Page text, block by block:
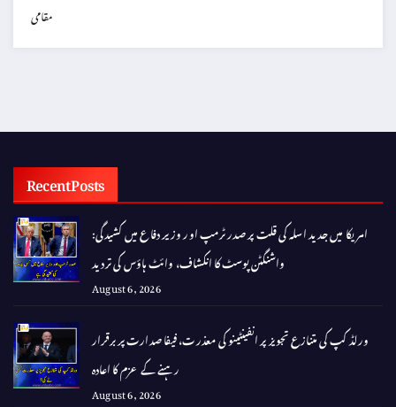
مقامی
Recent Posts
امریکا میں جدید اسلہ کی قلت پر صدر ٹرمپ اور وزیر دفاع میں کشیدگی:
واشنگٹن پوسٹ کا انکشاف، وائٹ ہاؤس کی تردید
August 6, 2026
ورلڈ کپ کی متنازع تجویز پر انفینٹینو کی معذرت، فیفا صدارت پر برقرار
رہنے کے عزم کا اعادہ
August 6, 2026